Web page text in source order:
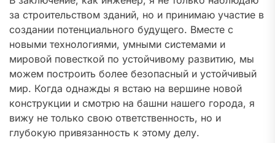
за строительством зданий, но и принимаю участие в
создании потенциального будущего. Вместе с
новыми технологиями, умными системами и
мировой повесткой по устойчивому развитию, мы
можем построить более безопасный и устойчивый
мир. Когда однажды я встаю на вершине новой
конструкции и смотрю на башни нашего города, я
вижу не только свою ответственность, но и
глубокую привязанность к этому делу.